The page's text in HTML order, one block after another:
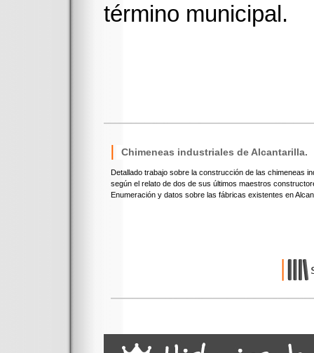
término municipal.
Chimeneas industriales de Alcantarilla.
Detallado trabajo sobre la construcción de las chimeneas
según el relato de dos de sus últimos maestros
Enumeración y datos sobre las fábricas existentes en